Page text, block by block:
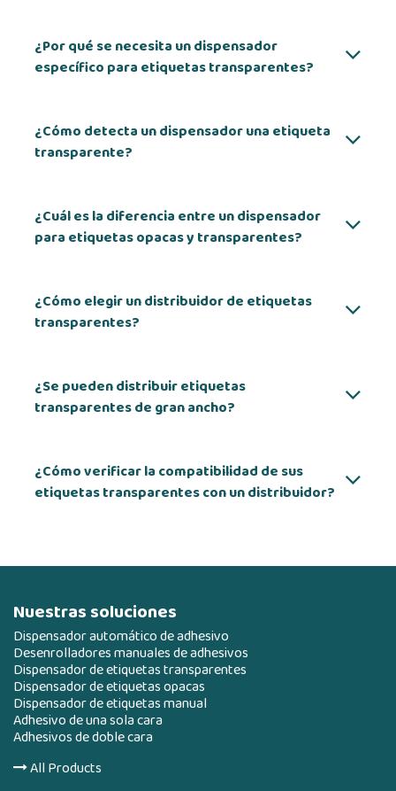
¿Por qué se necesita un dispensador
específico para etiquetas transparentes?
¿Cómo detecta un dispensador una etiqueta
transparente?
¿Cuál es la diferencia entre un dispensador
para etiquetas opacas y transparentes?
¿Cómo elegir un distribuidor de etiquetas
transparentes?
¿Se pueden distribuir etiquetas
transparentes de gran ancho?
¿Cómo verificar la compatibilidad de sus
etiquetas transparentes con un distribuidor?
Nuestras soluciones
Dispensador automático de adhesivo
Desenrolladores manuales de adhesivos
Dispensador de etiquetas transparentes
Dispensador de etiquetas opacas
Dispensador de etiquetas manual
Adhesivo de una sola cara
Adhesivos de doble cara
All Products